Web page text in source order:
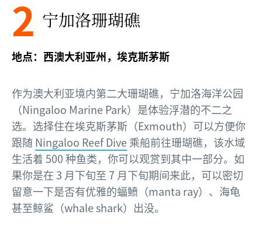
2 宁加洛珊瑚礁
地点：西澳大利亚州，埃克斯茅斯
作为澳大利亚境内第二大珊瑚礁，宁加洛海洋公园
（Ningaloo Marine Park）是体验浮潜的不二之
选。选择住在埃克斯茅斯（Exmouth）可以方便你
跟随 Ningaloo Reef Dive乘船前往珊瑚礁，该水域
生活着 500 种鱼类，你可以观赏到其中一部分。如
果你是在 3 月下旬至 7 月下旬期间来此，可以密切
留意一下是否有优雅的蝠鲼（manta ray）、海龟
甚至鲸鲨（whale shark）出没。